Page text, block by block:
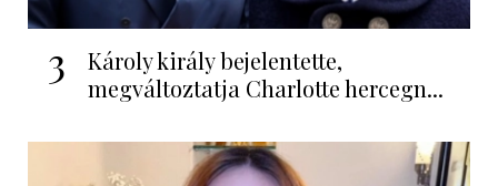
3
Károly király bejelentette,
megváltoztatja Charlotte hercegn...